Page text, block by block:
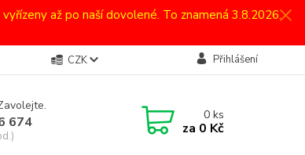
až po naší dovolené. To znamená 3.8.2026.
CZK Přihlášení
674 0ks
za 0 Kč